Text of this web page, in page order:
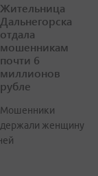
Жительница
Дальнегорска
отдала
мошенникам
почти 6
миллионов
рубле
Мошенники
держали женщину